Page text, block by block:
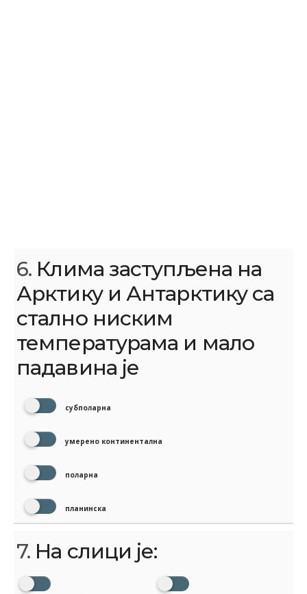
6. Клима заступљена на
Арктику и Антарктику са
стално ниским
температурама и мало
падавина је
субполарна
умерено континентална
поларна
планинска
7. На слици је: